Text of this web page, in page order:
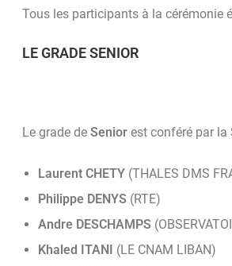
Tous les participants à la cérémonie
LE GRADE SENIOR
Le grade de Senior est conféré par la
Laurent CHETY (THALES DMS
Philippe DENYS (RTE)
Andre DESCHAMPS
Khaled ITANI (LE CNAM LIBAN)